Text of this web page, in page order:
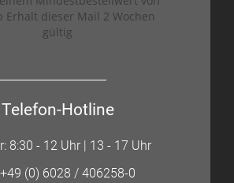
Erhalt dieser Mail 2 Wochen
gültig
Telefon-Hotline
8:30 - 12 Uhr | 13 - 17 Uhr
+49 (0) 6028 / 406258-0